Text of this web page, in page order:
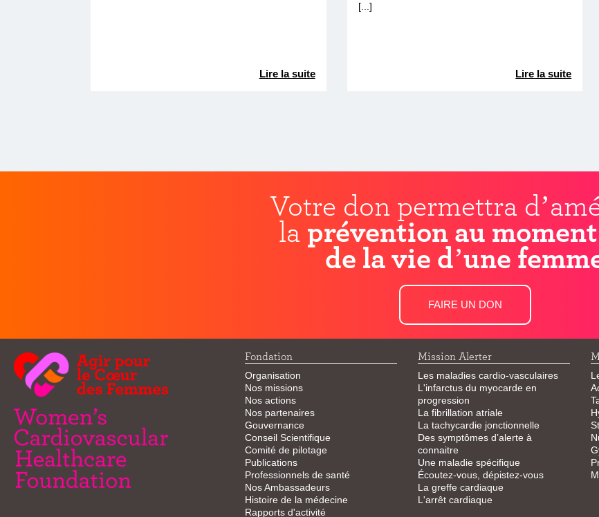
Lire la suite
[...]
Lire la suite
Votre don permettra
la prévention au
de la vie d’une
FAIRE UN DON
Fondation
Organisation
Nos missions
Nos actions
Nos partenaires
Gouvernance
Conseil Scientifique
Comité de pilotage
Publications
Professionnels de santé
Nos Ambassadeurs
Histoire de la médecine
Rapports d'activité
Mission Alerter
Les maladies cardio-vasculaires
L'infarctus du myocarde en
progression
La fibrillation atriale
La tachycardie jonctionnelle
Des symptômes d’alerte à
connaitre
Une maladie spécifique
Écoutez-vous, dépistez-vous
La greffe cardiaque
L'arrêt cardiaque